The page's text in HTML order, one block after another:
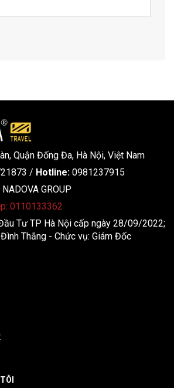
Quận Đống Đa, ​​Hà Nội, Việt Nam
/ Hotline: 0981237915
GROUP
0110133362
Tư TP Hà Nội cấp ngày 28/09/2022;
Thắng - Chức vụ: Giám Đốc